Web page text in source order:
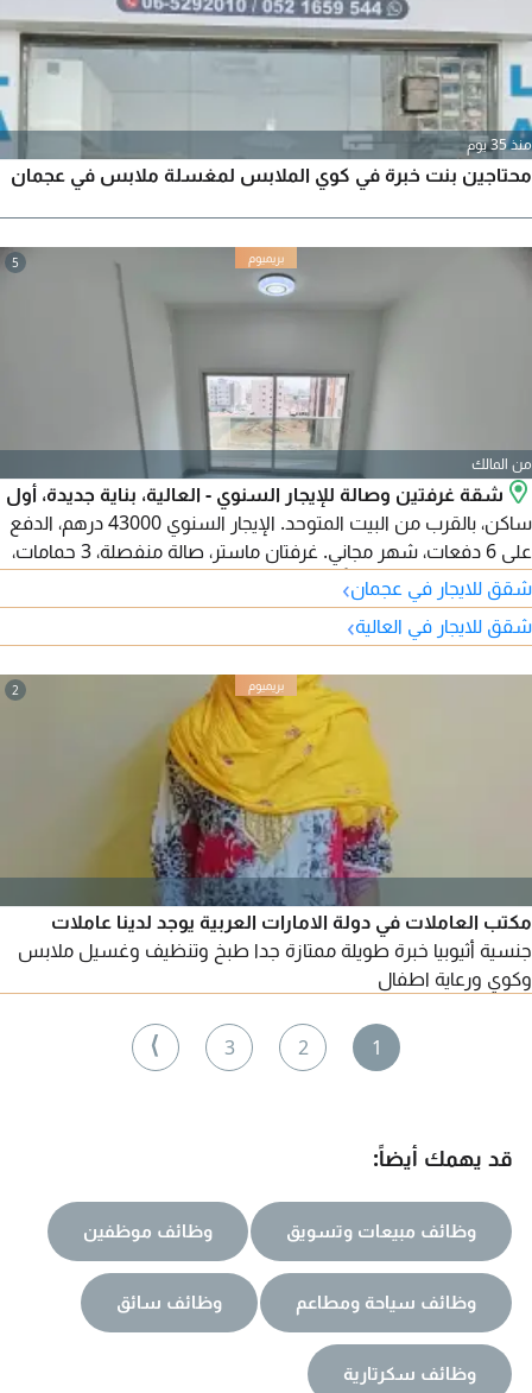
منذ 35 يوم
محتاجين بنت خبرة في كوي الملابس لمغسلة ملابس في عجمان
5
من المالك
شقة غرفتين وصالة للإيجار السنوي - العالية، بناية جديدة، أول
ساكن، بالقرب من البيت المتوحد. الإيجار السنوي 43000 درهم، الدفع
على 6 دفعات، شهر مجاني. غرفتان ماستر، صالة منفصلة، 3 حمامات،
مطبخ بمساحة كبيرة جداً، إطلالة بانورامية، تشطيبات حديثة
وتقسيمات مميزة، تكييف وتبريد مركزي. موقع حيوي قريب من جميع
الخدمات، سهولة الوصول إلى الشارقة ودبي وطريق الشيخ محمد بن
شقق للايجار في عجمان›
شقق للايجار في العالية›
2
مكتب العاملات في دولة الامارات العربية يوجد لدينا عاملات
جنسية أثيوبيا خبرة طويلة ممتازة جدا طبخ وتنظيف وغسيل ملابس
وكوي ورعاية اطفال
1
2
3
⟩
قد يهمك أيضاً:
وظائف مبيعات وتسويق وظائف موظفين
وظائف سياحة ومطاعم وظائف سائق
وظائف سكرتارية